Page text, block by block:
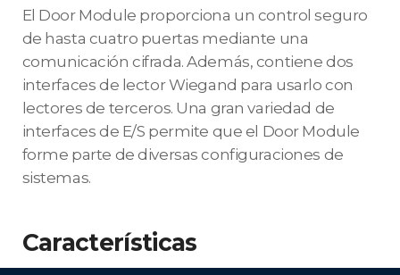
El Door Module proporciona un control seguro
de hasta cuatro puertas mediante una
comunicación cifrada. Además, contiene dos
interfaces de lector Wiegand para usarlo con
lectores de terceros. Una gran variedad de
interfaces de E/S permite que el Door Module
forme parte de diversas configuraciones de
sistemas.
Características